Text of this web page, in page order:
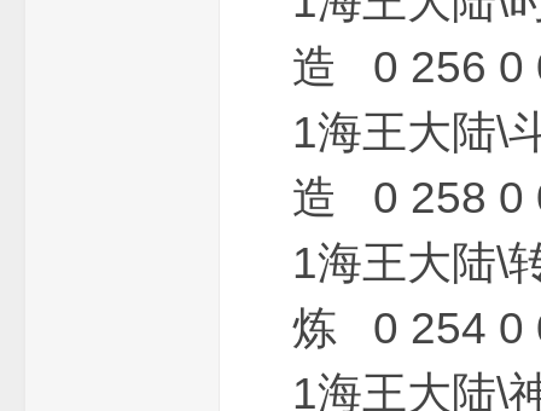
造 0 256 0
1海王大
造 0 258 0
1海王大
炼 0 254 0
1海王大